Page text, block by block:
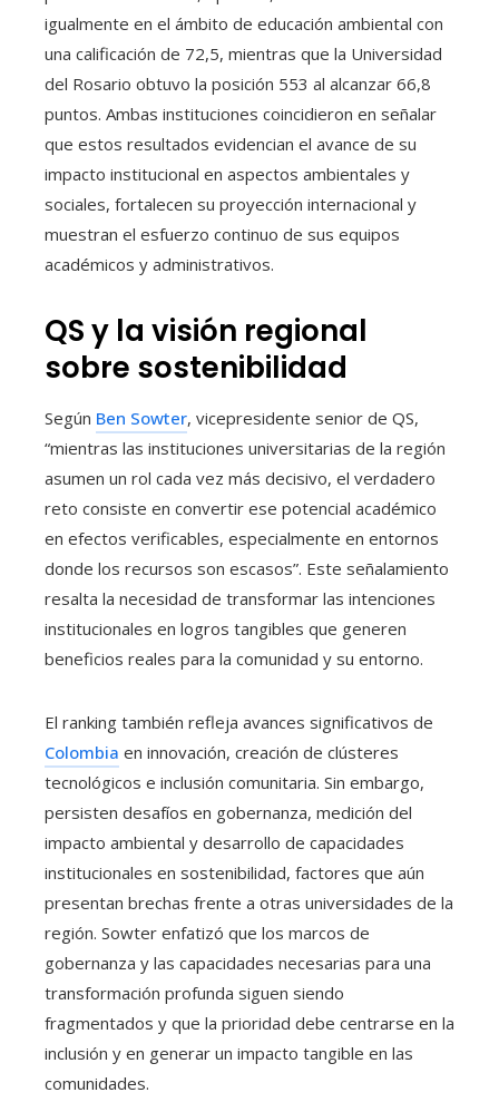
igualmente en el ámbito de educación ambiental con
una calificación de 72,5, mientras que la Universidad
del Rosario obtuvo la posición 553 al alcanzar 66,8
puntos. Ambas instituciones coincidieron en señalar
que estos resultados evidencian el avance de su
impacto institucional en aspectos ambientales y
sociales, fortalecen su proyección internacional y
muestran el esfuerzo continuo de sus equipos
académicos y administrativos.
QS y la visión regional
sobre sostenibilidad
Según Ben Sowter, vicepresidente senior de QS,
“mientras las instituciones universitarias de la región
asumen un rol cada vez más decisivo, el verdadero
reto consiste en convertir ese potencial académico
en efectos verificables, especialmente en entornos
donde los recursos son escasos”. Este señalamiento
resalta la necesidad de transformar las intenciones
institucionales en logros tangibles que generen
beneficios reales para la comunidad y su entorno.
El ranking también refleja avances significativos de
Colombia en innovación, creación de clústeres
tecnológicos e inclusión comunitaria. Sin embargo,
persisten desafíos en gobernanza, medición del
impacto ambiental y desarrollo de capacidades
institucionales en sostenibilidad, factores que aún
presentan brechas frente a otras universidades de la
región. Sowter enfatizó que los marcos de
gobernanza y las capacidades necesarias para una
transformación profunda siguen siendo
fragmentados y que la prioridad debe centrarse en la
inclusión y en generar un impacto tangible en las
comunidades.